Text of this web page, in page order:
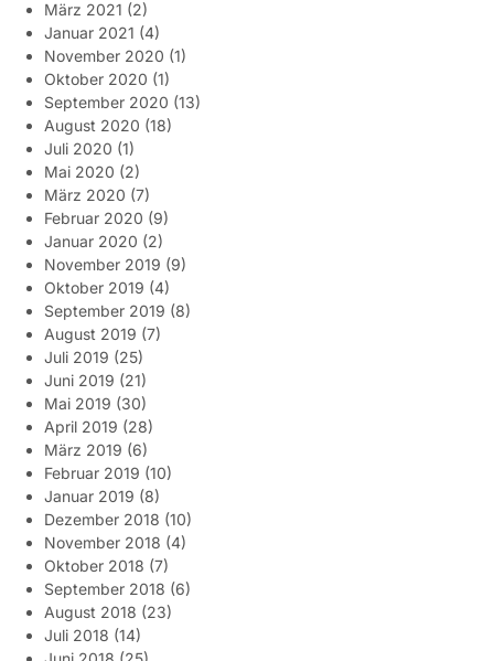
März 2021 (2)
Januar 2021 (4)
November 2020 (1)
Oktober 2020 (1)
September 2020 (13)
August 2020 (18)
Juli 2020 (1)
Mai 2020 (2)
März 2020 (7)
Februar 2020 (9)
Januar 2020 (2)
November 2019 (9)
Oktober 2019 (4)
September 2019 (8)
August 2019 (7)
Juli 2019 (25)
Juni 2019 (21)
Mai 2019 (30)
April 2019 (28)
März 2019 (6)
Februar 2019 (10)
Januar 2019 (8)
Dezember 2018 (10)
November 2018 (4)
Oktober 2018 (7)
September 2018 (6)
August 2018 (23)
Juli 2018 (14)